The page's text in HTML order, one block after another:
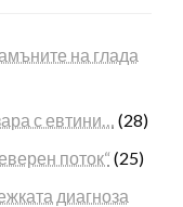
на глада
с евтини… (28)
поток“ (25)
диагноза